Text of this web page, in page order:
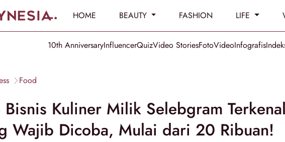
HOME BEAUTY FASHION LIFE
10th AnniversaryInfluencerQuizVideo StoriesFotoVideoInfografis
Food
Bisnis Kuliner Milik Selebgram Terkenal
Wajib Dicoba, Mulai dari 20 Ribuan!